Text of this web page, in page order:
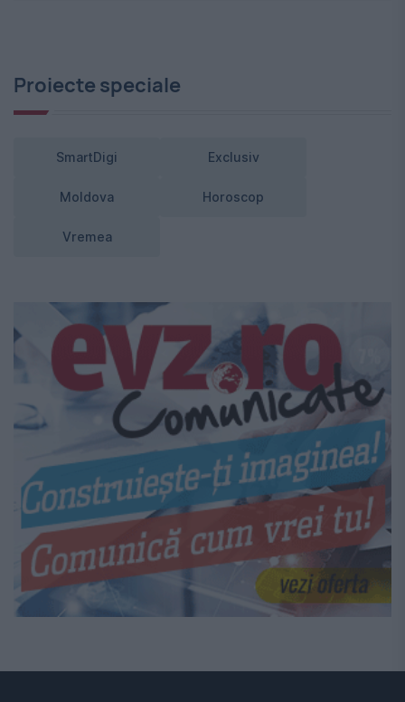
Proiecte speciale
SmartDigi Exclusiv
Moldova Horoscop
Vremea